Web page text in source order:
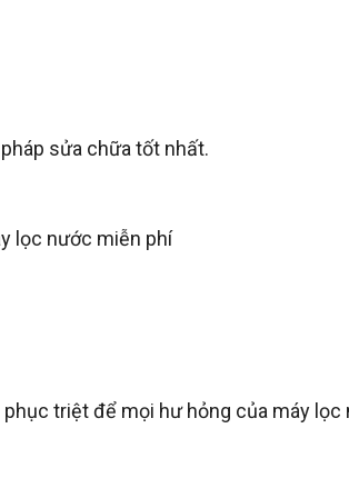
sửa chữa tốt nhất.
lọc nước miễn phí
triệt để mọi hư hỏng của máy lọc